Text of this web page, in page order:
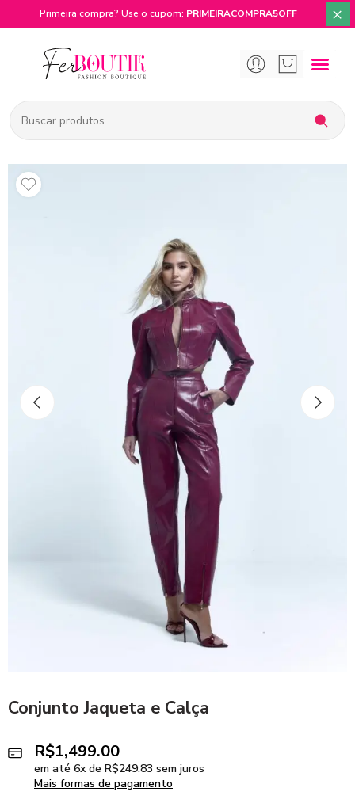
Primeira compra? Use o cupom: PRIMEIRACOMPRA5OFF ×
Conjunto Jaqueta e Calça
R$1,499.00
em até 6x de R$249.83 sem juros
Mais formas de pagamento